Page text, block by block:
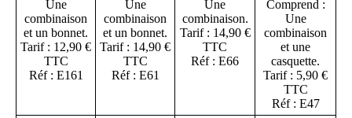
Une
combinaison
et un bonnet.
Tarif : 12,90 €
TTC
Réf : E161
Une
combinaison
et un bonnet.
Tarif : 14,90 €
TTC
Réf : E61
Une
combinaison.
Tarif : 14,90 €
TTC
Réf : E66
Comprend :
Une
combinaison
et une
casquette.
Tarif : 5,90 €
TTC
Réf : E47